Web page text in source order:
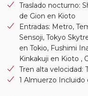
Traslado nocturno:
de Gion en Kioto
Entradas: Metro,
Sensoji, Tokyo
en Tokio, Fushimi
Kinkakuji en Kioto ,
Tren alta velocidad:
1 Almuerzo Incluido